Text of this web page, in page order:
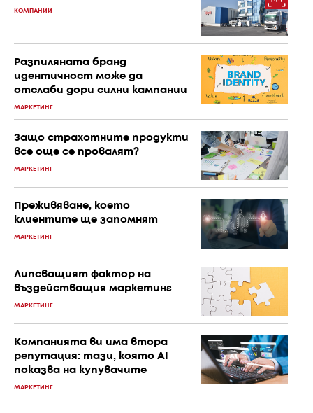
КОМПАНИИ
Разпиляната бранд
идентичност може да
отслаби дори силни кампании
МАРКЕТИНГ
Защо страхотните продукти
все още се провалят?
МАРКЕТИНГ
Преживяване, което
клиентите ще запомнят
МАРКЕТИНГ
Липсващият фактор на
въздействащия маркетинг
МАРКЕТИНГ
Компанията ви има втора
репутация: тази, която AI
показва на купувачите
МАРКЕТИНГ